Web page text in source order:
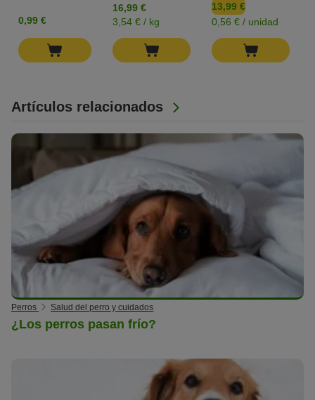
Artículos relacionados
Perros Salud del perro y cuidados
¿Los perros pasan frío?
0,99 €
16,99 €
3,54 € / kg
13,99 €
0,56 € / unidad